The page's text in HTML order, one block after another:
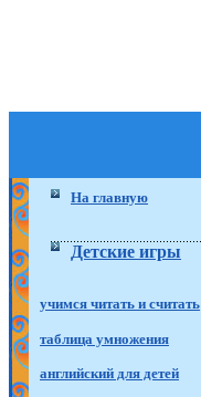
На главную
Детские игры
учимся читать и считать
таблица умножения
английский для детей